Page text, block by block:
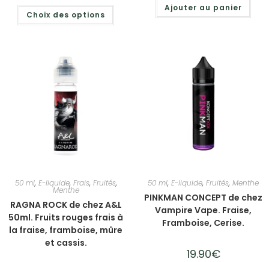
Choix des options
Ajouter au panier
50 ml, E-liquide, Frais, Fruités,
Menthe
RAGNA ROCK de chez A&L
50ml. Fruits rouges frais à
la fraise, framboise, mûre
et cassis.
50 ml, E-liquide, Fruités, Menthe
PINKMAN CONCEPT de chez
Vampire Vape. Fraise,
Framboise, Cerise.
19.90€